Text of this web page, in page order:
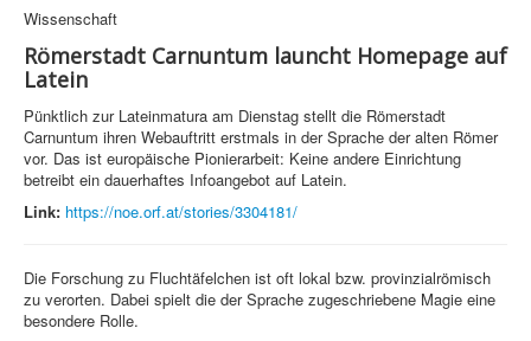
Wissenschaft
Römerstadt Carnuntum launcht Homepage auf
Latein
Pünktlich zur Lateinmatura am Dienstag stellt die Römerstadt
Carnuntum ihren Webauftritt erstmals in der Sprache der alten Römer
vor. Das ist europäische Pionierarbeit: Keine andere Einrichtung
betreibt ein dauerhaftes Infoangebot auf Latein.
Link: https://noe.orf.at/stories/3304181/
Die Forschung zu Fluchtäfelchen ist oft lokal bzw. provinzialrömisch
zu verorten. Dabei spielt die der Sprache zugeschriebene Magie eine
besondere Rolle.